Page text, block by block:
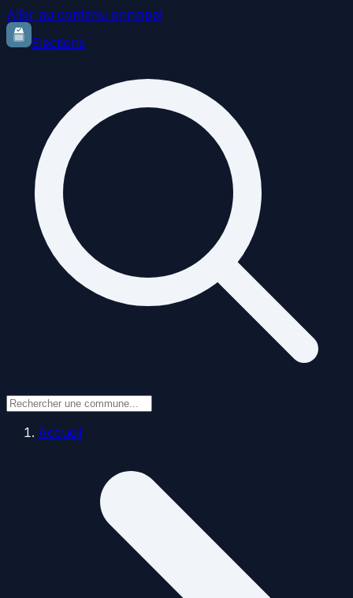
Aller au contenu principal
Elections
Accueil